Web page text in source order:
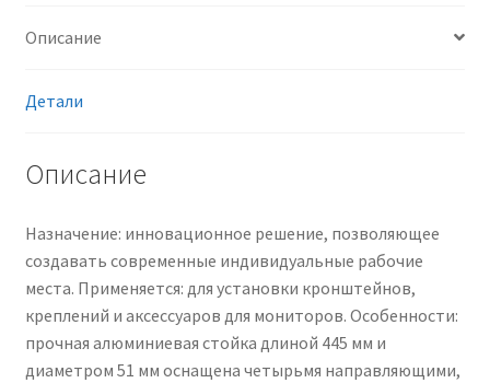
Описание
Детали
Описание
Назначение: инновационное решение, позволяющее
создавать современные индивидуальные рабочие
места. Применяется: для установки кронштейнов,
креплений и аксессуаров для мониторов. Особенности:
прочная алюминиевая стойка длиной 445 мм и
диаметром 51 мм оснащена четырьмя направляющими,